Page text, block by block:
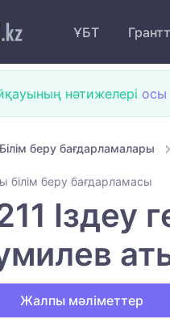
ҰБТ
нәтижелері осы
Білім беру бағдарламалары
білім беру бағдарламасы
Іздеу
Жалпы мәліметтер